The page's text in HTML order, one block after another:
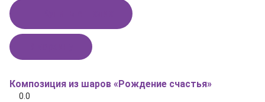
Композиция из шаров «Рождение счастья»
0.0